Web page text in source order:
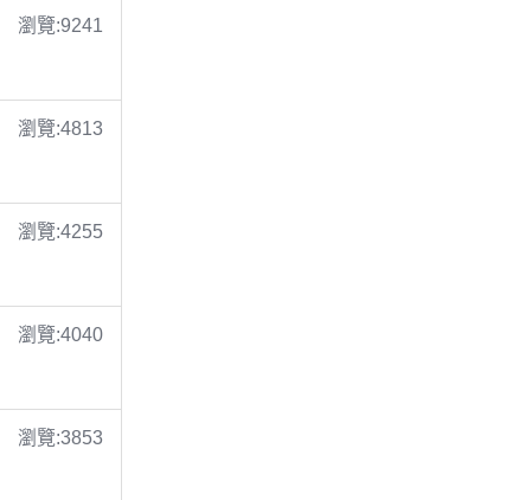
瀏覽:9241
瀏覽:4813
瀏覽:4255
瀏覽:4040
瀏覽:3853